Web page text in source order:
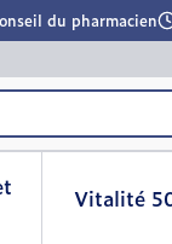
du pharmacien
soins et
la catégorie
le sous-menu
Vitalité